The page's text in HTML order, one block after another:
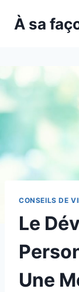
À sa
CONSEILS DE
Le
Une